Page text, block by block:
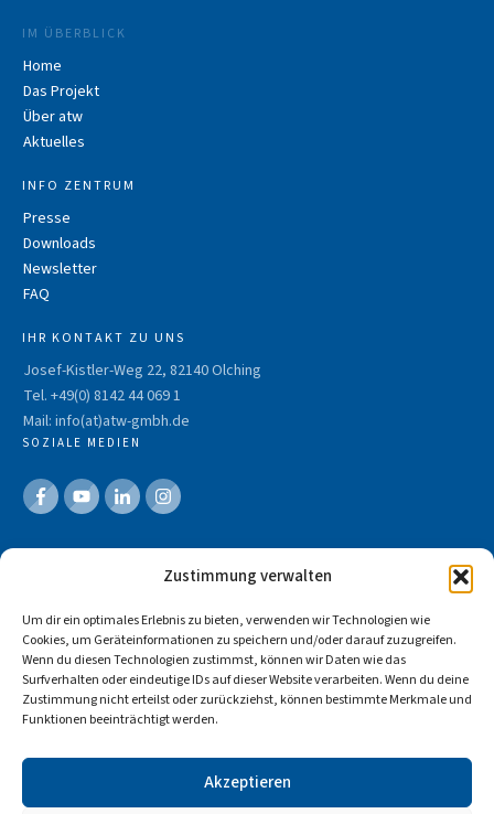
Zustimmung verwalten
Um dir ein optimales Erlebnis zu bieten, verwenden wir Technologien wie
Cookies, um Geräteinformationen zu speichern und/oder darauf zuzugreifen.
Wenn du diesen Technologien zustimmst, können wir Daten wie das
Surfverhalten oder eindeutige IDs auf dieser Website verarbeiten. Wenn du deine
Zustimmung nicht erteilst oder zurückziehst, können bestimmte Merkmale und
Funktionen beeinträchtigt werden.
Akzeptieren
IM ÜBERBLICK
Home
Das Projekt
Über atw
Aktuelles
INFO ZENTRUM
Presse
Downloads
Newsletter
FAQ
IHR KONTAKT ZU UNS
Josef-Kistler-Weg 22, 82140 Olching
Tel. +49(0) 8142 44 069 1
Mail: info(at)atw-gmbh.de
SOZIALE MEDIEN
Impressum